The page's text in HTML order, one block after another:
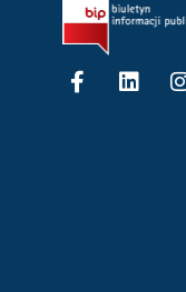
Facebook-
f